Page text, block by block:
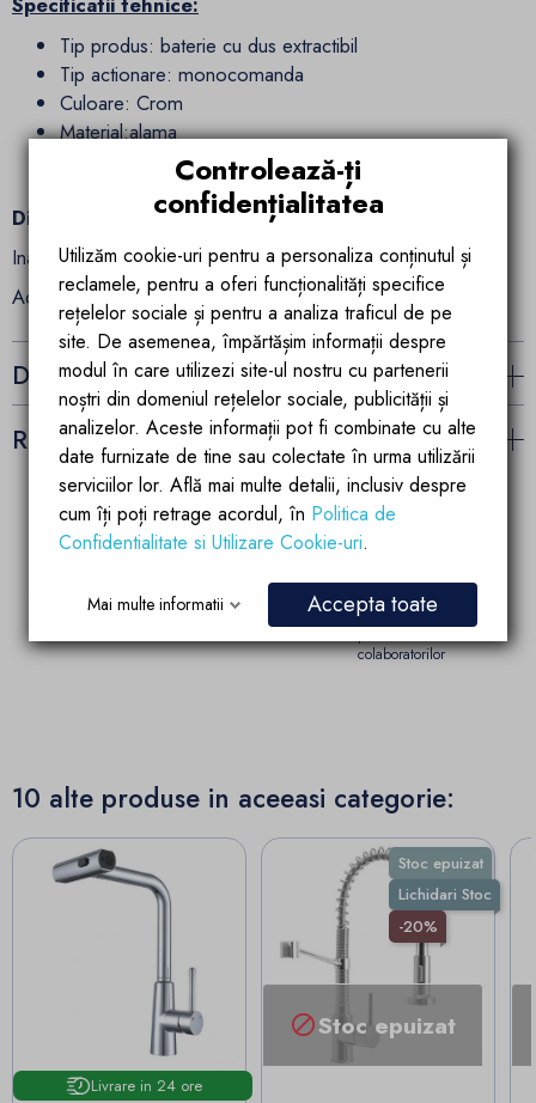
Tip produs: baterie cu dus extractibil
Tip actionare: monocomanda
Culoare: Crom
Material:alama
Cartus ceramic
Dimensiuni:
Inaltime: 52 cm
Adancime pipa: 20.5 cm
Detalii ale produsului
Recenzii (0)
Garantia calitatii
sunt fabricate dupa
ultimele tehnologii de
calitate si inovatie
Parteneriate de
Account manager
pregatit si dedicat
colaboratorilor
10 alte produse in aceeasi categorie:
Livrare in 24 ore
Stoc epuizat
Lichidari Stoc
-20%
Stoc epuizat
Controlează-ți
confidențialitatea
Utilizăm cookie-uri pentru a personaliza conținutul și
reclamele, pentru a oferi funcționalități specifice
rețelelor sociale și pentru a analiza traficul de pe
site. De asemenea, împărtășim informații despre
modul în care utilizezi site-ul nostru cu partenerii
noștri din domeniul rețelelor sociale, publicității și
analizelor. Aceste informații pot fi combinate cu alte
date furnizate de tine sau colectate în urma utilizării
serviciilor lor. Află mai multe detalii, inclusiv despre
cum îți poți retrage acordul, în Politica de
Confidentialitate si Utilizare Cookie-uri.
Mai multe informatii Accepta toate